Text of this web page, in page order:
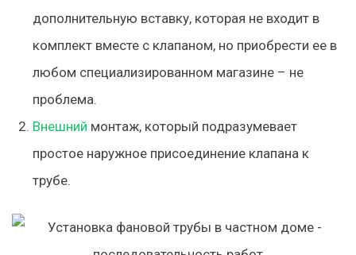
дополнительную вставку, которая не входит в
комплект вместе с клапаном, но приобрести ее в
любом специализированном магазине – не
проблема.
Внешний монтаж, который подразумевает
простое наружное присоединение клапана к
трубе.